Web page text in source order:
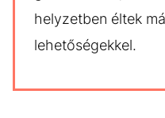
helyzetben éltek
lehetőségekkel.